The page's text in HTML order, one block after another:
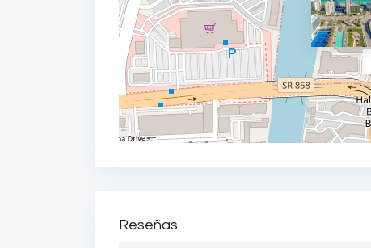
Reseñas